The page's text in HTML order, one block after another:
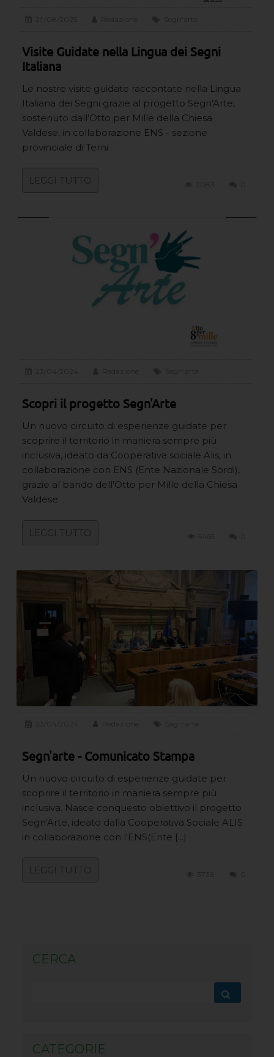
Visite Guidate nella Lingua dei Segni
Italiana
Le nostre visite guidate raccontate nella Lingua
Italiana dei Segni grazie al progetto Segn'Arte,
sostenuto dall'Otto per Mille della Chiesa
Valdese, in collaborazione ENS - sezione
provinciale di Terni
LEGGI TUTTO
Scopri il progetto Segn'Arte
Un nuovo circuito di esperienze guidate per
scoprire il territorio in maniera sempre più
inclusiva, ideato da Cooperativa sociale Alis, in
collaborazione con ENS (Ente Nazionale Sordi),
grazie al bando dell'Otto per Mille della Chiesa
Valdese
LEGGI TUTTO
Segn'arte - Comunicato Stampa
Un nuovo circuito di esperienze guidate per
scoprire il territorio in maniera sempre più
inclusiva. Nasce conquesto obiettivo il progetto
Segn'Arte, ideato dalla Cooperativa Sociale ALIS
in collaborazione con l'ENS(Ente [...]
LEGGI TUTTO
CERCA
CATEGORIE